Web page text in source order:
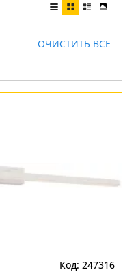
ОЧИСТИТЬ ВСЕ
247316